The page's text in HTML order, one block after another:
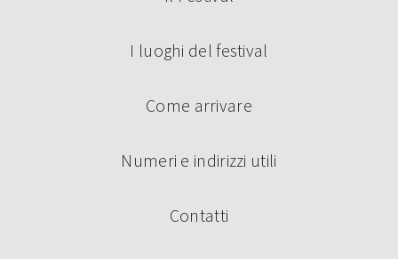
Continua a leggere
I luoghi del festival
Come arrivare
Numeri e indirizzi utili
Contatti